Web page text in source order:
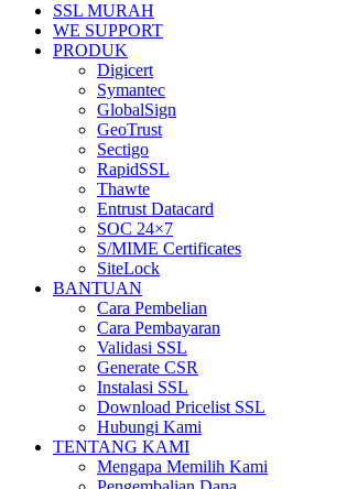
SSL MURAH
WE SUPPORT
PRODUK
Digicert
Symantec
GlobalSign
GeoTrust
Sectigo
RapidSSL
Thawte
Entrust Datacard
SOC 24×7
S/MIME Certificates
SiteLock
BANTUAN
Cara Pembelian
Cara Pembayaran
Validasi SSL
Generate CSR
Instalasi SSL
Download Pricelist SSL
Hubungi Kami
TENTANG KAMI
Mengapa Memilih Kami